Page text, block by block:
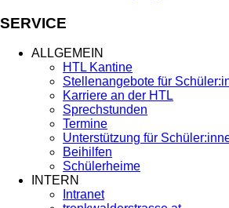
SERVICE
ALLGEMEIN
HTL Kantine
Stellenangebote für
Karriere an der HTL
Sprechstunden
Termine
Unterstützung für
Beihilfen
Schülerheime
INTERN
Intranet